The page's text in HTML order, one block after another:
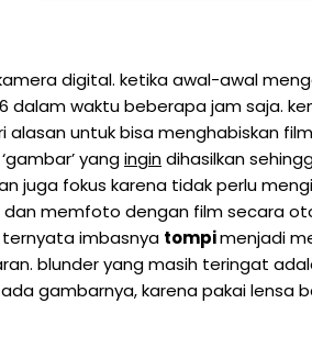
digital. ketika awal-awal
dalam waktu beberapa jam saja.
untuk bisa menghabiskan
yangingindihasilkan
juga fokus karena tidak perlu
memfoto dengan film secara
ternyata imbasnya tompimenjadi
blunder yang masih teringat
ada gambarnya, karena pakai lensa